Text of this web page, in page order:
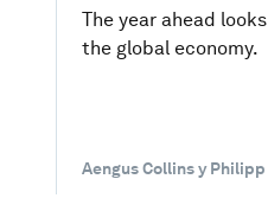
The year ahead
the global economy.
Aengus Collins y